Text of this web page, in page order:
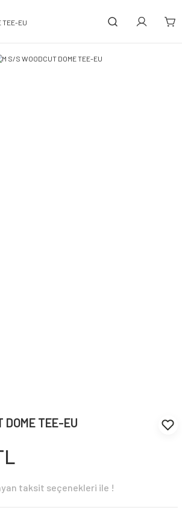
DOME TEE-EU
taksit seçenekleri ile !